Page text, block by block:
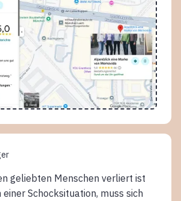
geliebten Menschen verliert ist
Schocksituation, muss sich